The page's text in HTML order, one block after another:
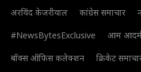
अरविंद केजरीवाल कांग्रेस समाचार
#NewsBytesExclusive
आम आदमी
बॉक्स ऑफिस कलेक्शन
क्रिकेट